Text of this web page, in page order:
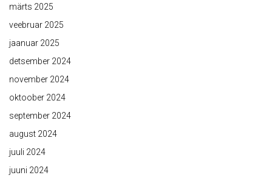
märts 2025
veebruar 2025
jaanuar 2025
detsember 2024
november 2024
oktoober 2024
september 2024
august 2024
juuli 2024
juuni 2024